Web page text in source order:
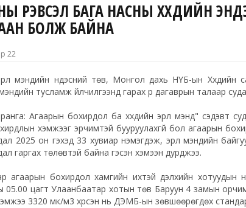
ҮРЭВСЭЛ БАГА НАСНЫ ХҮҮХДИЙН
БОЛЖ БАЙНА
22
мэндийн үндэсний төв, Монгол дахь НҮБ-ын Хүүхдийн
мэндийн тусламж үйлчилгээнд гарах үр дагаврын талаар
Агаарын бохирдол ба хүүхдийн эрүүл мэнд" сэдэвт
хэмжээг эрчимтэй бууруулахгүй бол агаарын
2025 он гэхэд 33 хувиар нэмэгдэж, эрүүл мэндийн
гаргах төлөвтэй байна гэсэн хэмээн дурджээ.
агаарын бохирдол хамгийн ихтэй дэлхийн хотуудын
05.00 цагт Улаанбаатар хотын төв Баруун 4 замын
3320 мк/м3 хүрсэн нь ДЭМБ-ын зөвшөөрөгдөх